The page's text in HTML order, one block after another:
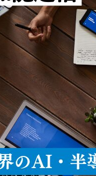
素化でき
FOVオプシ
ード、長
用するこ
デバイス
まで届く